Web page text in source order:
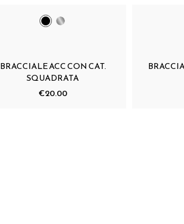
BRACCIALE ACC CON CAT.
SQUADRATA
€20.00